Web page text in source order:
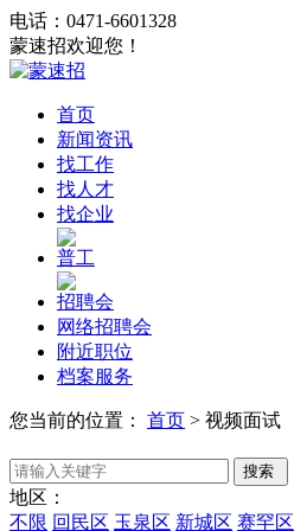
电话：0471-6601328
蒙速招欢迎您！
首页
新闻资讯
找工作
找人才
找企业
普工
招聘会
网络招聘会
附近职位
档案服务
您当前的位置： 首页 > 视频面试
地区：
不限 回民区 玉泉区 新城区 赛罕区